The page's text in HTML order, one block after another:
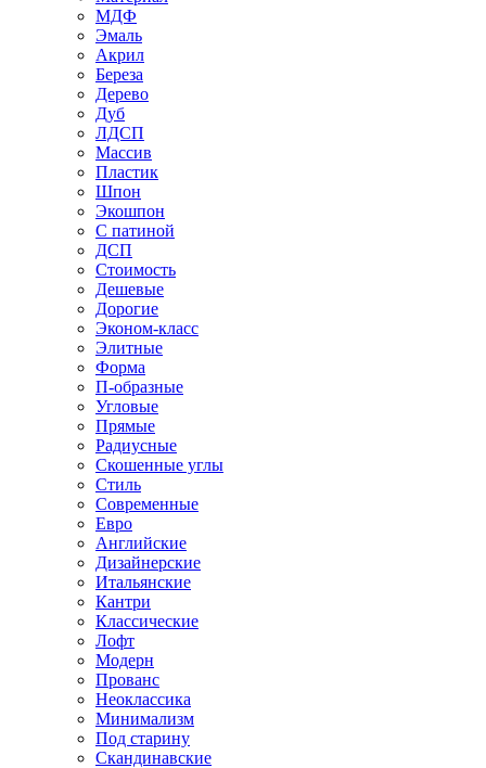
МДФ
Эмаль
Акрил
Береза
Дерево
Дуб
ЛДСП
Массив
Пластик
Шпон
Экошпон
С патиной
ДСП
Стоимость
Дешевые
Дорогие
Эконом-класс
Элитные
Форма
П-образные
Угловые
Прямые
Радиусные
Скошенные углы
Стиль
Современные
Евро
Английские
Дизайнерские
Итальянские
Кантри
Классические
Лофт
Модерн
Прованс
Неоклассика
Минимализм
Под старину
Скандинавские